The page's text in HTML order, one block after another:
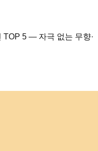
TOP 5 — 자극 없는 무향·